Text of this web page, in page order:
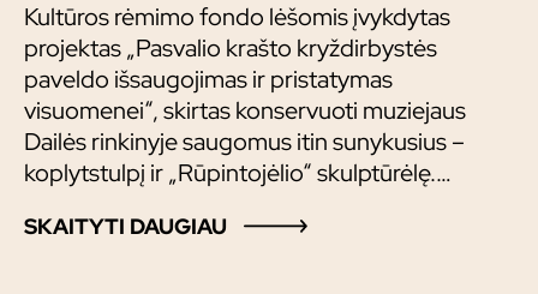
Kultūros rėmimo fondo lėšomis įvykdytas
projektas „Pasvalio krašto kryždirbystės
paveldo išsaugojimas ir pristatymas
visuomenei“, skirtas konservuoti muziejaus
Dailės rinkinyje saugomus itin sunykusius –
koplytstulpį ir „Rūpintojėlio“ skulptūrėlę.
eksponuojami muziejaus kryždirbystės
SKAITYTI DAUGIAU